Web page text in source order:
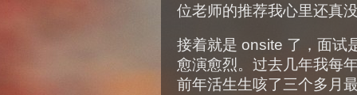
位老师的推荐我心里还真
接着就是 onsite 了，面试
愈演愈烈。过去几年我每
前年活生生咳了三个多月